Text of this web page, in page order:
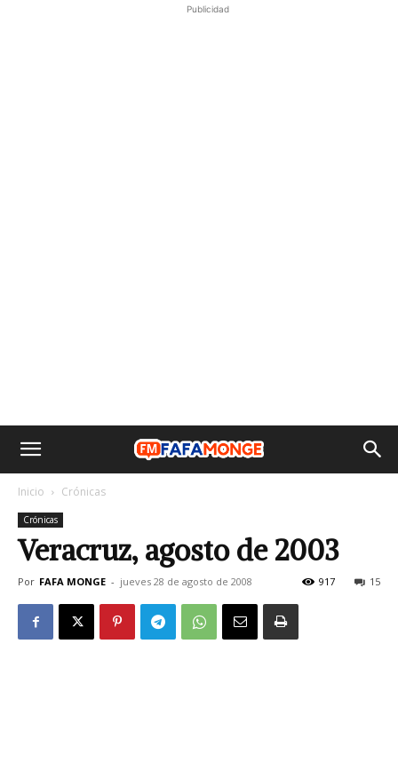
Publicidad
Inicio Crónicas
Crónicas
Veracruz, agosto de 2003
Por FAFA MONGE - jueves 28 de agosto de 2008 15
917